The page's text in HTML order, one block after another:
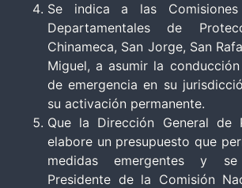
Se indica a las
Departamentales de
Chinameca, San Jorge, San
Miguel, a asumir la
de emergencia en su
su activación permanente.
Que la Dirección General de
elabore un presupuesto que
medidas emergentes y
Presidente de la Comisión